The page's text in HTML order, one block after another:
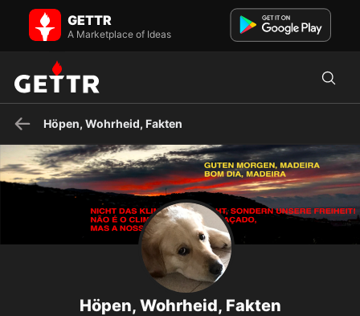
Höpen, Wohrheid, Fakten on GETTR - Profile and Posts
Ungeimpft. Hamborger Notdokter, Karkenmusiker i.R. u. Christ ✝️.
Liebe Musik, Natuur, Lyrik, Plattdüütsch. Wegen Diktatu...
GETTR
A Marketplace of Ideas
Höpen, Wohrheid, Fakten
Höpen, Wohrheid, Fakten